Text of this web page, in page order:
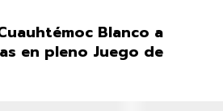
Blanco a
en pleno Juego de